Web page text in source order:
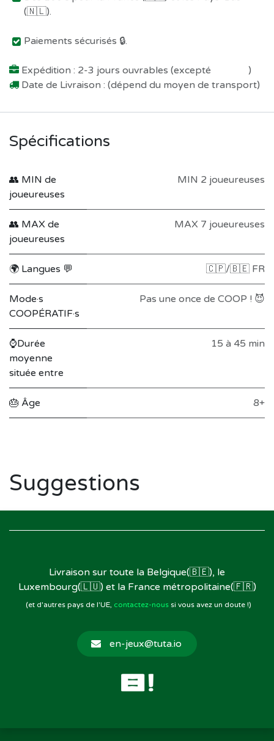
(🇳🇱).
Paiements sécurisés 🔒.
Expédition : 2-3 jours ouvrables (excepté
)
Date de Livraison : (dépend du moyen de transport)
Spécifications
👥 MIN de
joueureuses
MIN 2 joueureuses
👥 MAX de
joueureuses
MAX 7 joueureuses
🌍 Langues 💬 🇨🇵/🇧🇪 FR
Mode·s
COOPÉRATIF·s
Pas une once de COOP ! 😈
⌚Durée
moyenne
située entre
15 à 45 min
🎂 Âge 8+
Suggestions
Livraison sur toute la Belgique(🇧🇪), le
Luxembourg(🇱🇺) et la France métropolitaine(🇫🇷)
(et d'autres pays de l'UE, contactez-noussi vous avez un doute !)
en-jeux@tuta.io